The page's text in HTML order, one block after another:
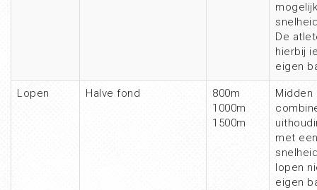
De
hierbij
eigen
Lopen Halve fond
800m
1000m
1500m
Midden
met
lopen
eigen